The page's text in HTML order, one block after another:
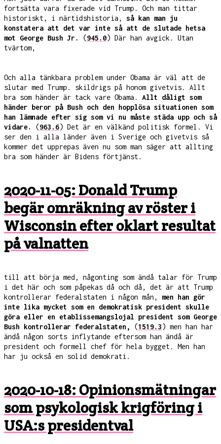
fortsätta vara fixerade vid Trump. Och man tittar
historiskt, i närtidshistoria, så kan man ju
konstatera att det var inte så att de slutade hetsa
mot George Bush Jr.
(945.0) Där han avgick. Utan
tvärtom,
Och alla tänkbara problem under Obama är väl att de
slutar med Trump. skildrigs på honom givetvis. Allt
bra som händer är tack vare Obama. Allt dåligt som
händer beror på Bush och den hopplösa situationen som
han lämnade efter sig som vi nu måste städa upp och så
vidare.
(963.6) Det är en välkänd politisk formel. Vi
ser den i alla länder även i Sverige och givetvis så
kommer det upprepas även nu som man säger att allting
bra som händer är Bidens förtjänst.
2020-11-05: Donald Trump
begär omräkning av röster i
Wisconsin efter oklart resultat
på valnatten
till att börja med, någonting som ändå talar för Trump
i det här och som påpekas då och då, det är att Trump
kontrollerar federalstaten i någon mån, men han gör
inte lika mycket som en demokratisk president skulle
göra eller en etablissemangslojal president som George
Bush kontrollerar federalstaten,
(1519.3) men han har
ändå någon sorts inflytande eftersom han ändå är
president och formell chef för hela bygget. Men han
har ju också en solid demokrati.
2020-10-18: Opinionsmätningar
som psykologisk krigföring i
USA:s presidentval